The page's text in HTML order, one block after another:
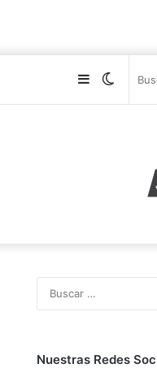
Switch
Sidebar
Nuestras Redes